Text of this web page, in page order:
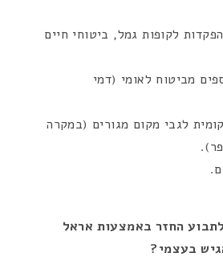
לקופות גמל, ביטוחי חיים
מביטוח לאומי (דמי
לגבי מקום מגורים (במקרה
החזר באמצעות אראל
בעצמי?